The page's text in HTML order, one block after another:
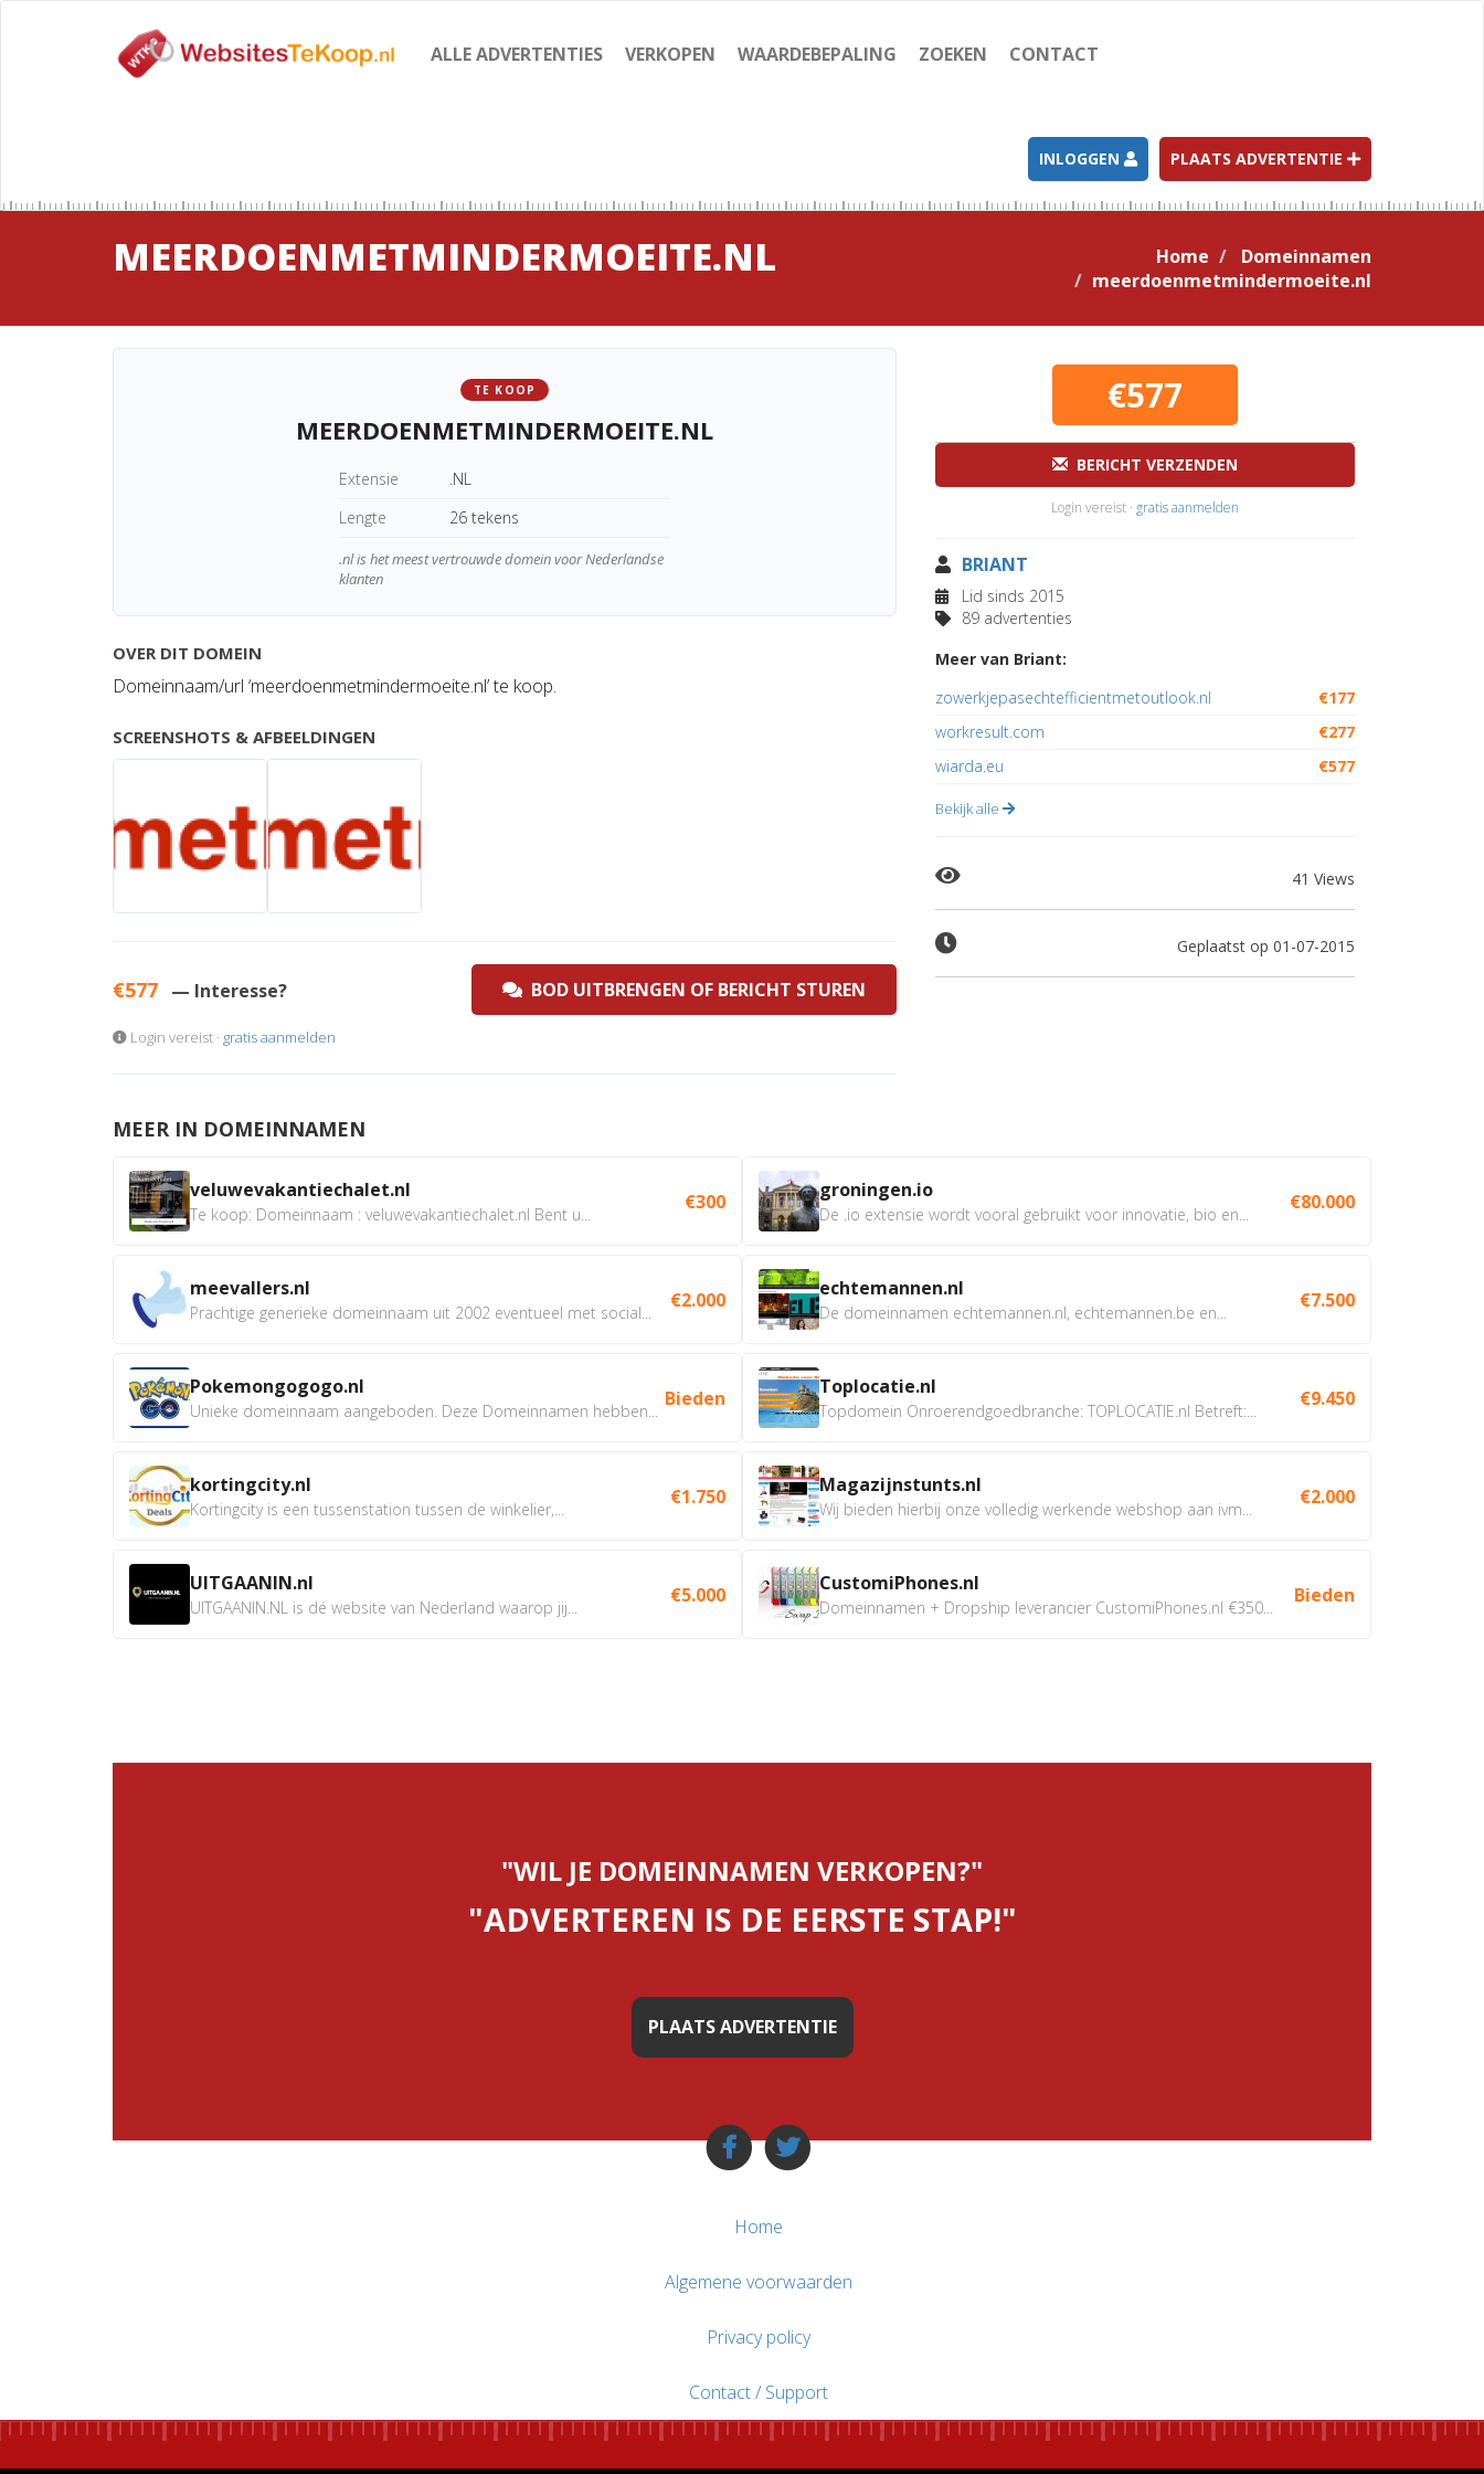
ALLE ADVERTENTIES VERKOPEN WAARDEBEPALING ZOEKEN CONTACT
INLOGGEN PLAATS ADVERTENTIE
MEERDOENMETMINDERMOEITE.NL Home
Domeinnamen
meerdoenmetmindermoeite.nl
TE KOOP
MEERDOENMETMINDERMOEITE.NL
Extensie
.NL
Lengte
26 tekens
.nl is het meest vertrouwde domein voor Nederlandse
klanten
OVER DIT DOMEIN
Domeinnaam/url ‘meerdoenmetmindermoeite.nl’ te koop.
SCREENSHOTS & AFBEELDINGEN
€577 — Interesse? BOD UITBRENGEN OF BERICHT STUREN
Login vereist · gratis aanmelden
€577
BERICHT VERZENDEN
Login vereist · gratis aanmelden
BRIANT
Lid sinds 2015
89 advertenties
Meer van Briant:
zowerkjepasechtefficientmetoutlook.nl
€177
workresult.com
€277
wiarda.eu
€577
Bekijk alle
41 Views
Geplaatst op 01-07-2015
MEER IN DOMEINNAMEN
veluwevakantiechalet.nl
Te koop: Domeinnaam : veluwevakantiechalet.nl Bent u...
€300
meevallers.nl
Prachtige generieke domeinnaam uit 2002 eventueel met social...
€2.000
Pokemongogogo.nl
Unieke domeinnaam aangeboden. Deze Domeinnamen hebben...
Bieden
kortingcity.nl
Kortingcity is een tussenstation tussen de winkelier,...
€1.750
UITGAANIN.nl
UITGAANIN.NL is dé website van Nederland waarop jij...
€5.000
groningen.io
De .io extensie wordt vooral gebruikt voor innovatie, bio en...
€80.000
echtemannen.nl
De domeinnamen echtemannen.nl, echtemannen.be en...
€7.500
Toplocatie.nl
Topdomein Onroerendgoedbranche: TOPLOCATIE.nl Betreft:...
€9.450
Magazijnstunts.nl
Wij bieden hierbij onze volledig werkende webshop aan ivm...
€2.000
CustomiPhones.nl
Domeinnamen + Dropship leverancier CustomiPhones.nl €350...
Bieden
"WIL JE DOMEINNAMEN VERKOPEN?"
"ADVERTEREN IS DE EERSTE STAP!"
PLAATS ADVERTENTIE
Home
Algemene voorwaarden
Privacy policy
Contact / Support